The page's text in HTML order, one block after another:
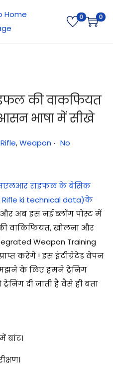
0 0
की वाकफियत
भाषा में सीखे
in ,Weapon . No
राइफल के बेसिक
Rifle ki technical data)के
अब इस नई ब्लॉग पोस्ट में
वाकिफियत, खोलना और
Weapon Training
करेंगे !इसइंटीग्रेटेड वेपन
के लिए हमने ट्रेनिंग
दी जाती है वैसे ही बता
बांट।